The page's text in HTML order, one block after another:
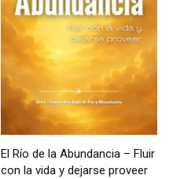
El Río de la Abundancia – Fluir
con la vida y dejarse proveer